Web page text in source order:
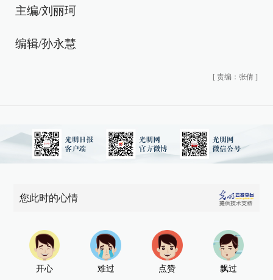
主编/刘丽珂
编辑/孙永慧
[ 责编：张倩 ]
您此时的心情
开心 难过 点赞 飘过